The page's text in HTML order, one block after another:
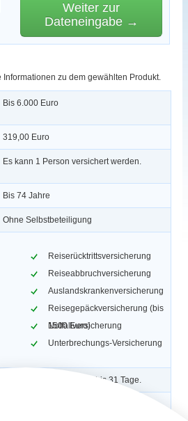
Weiter zur
Dateneingabe →
zu dem gewählten Produkt.
Bis 6.000 Euro
319,00 Euro
Es kann 1 Person versichert werden.
Bis 74 Jahre
Ohne Selbstbeteiligung
Reiserücktrittsversicherung
Reiseabbruchversicherung
Auslandskrankenversicherung
Reisegepäckversicherung (bis
1500 Euro)
Notfallversicherung
Unterbrechungs-Versicherung
Für die einmalige Reise bis 31 Tage.